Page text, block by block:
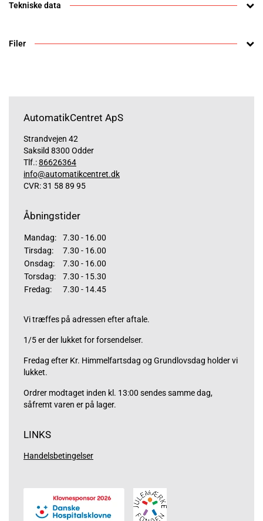
Tekniske data
Filer
AutomatikCentret ApS
Strandvejen 42
Saksild 8300 Odder
Tlf.:86626364
info@automatikcentret.dk
CVR: 31 58 89 95
Åbningstider
Mandag:
7.30 - 16.00
Tirsdag:
7.30 - 16.00
Onsdag:
7.30 - 16.00
Torsdag:
7.30 - 15.30
Fredag:
7.30 - 14.45
Vi træffes på adressen efter aftale.
1/5 er der lukket for forsendelser.
Fredag efter Kr. Himmelfartsdag og Grundlovsdag holder vi
lukket.
Ordrer modtaget inden kl. 13:00 sendes samme dag,
såfremt varen er på lager.
LINKS
Handelsbetingelser